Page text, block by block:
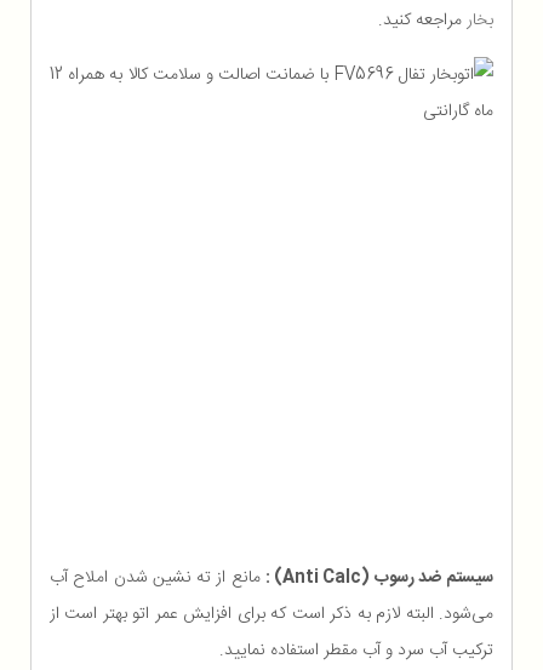
بخار مراجعه کنید.
سیستم ضد رسوب (Anti Calc) :
مانع از ته نشین شدن املاح آب
می‌شود. البته لازم به ذکر است که برای افزایش عمر اتو بهتر است از
ترکیب آب سرد و آب مقطر استفاده نمایید.